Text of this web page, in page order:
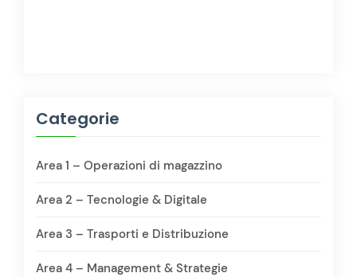
Categorie
Area 1 – Operazioni di magazzino
Area 2 – Tecnologie & Digitale
Area 3 – Trasporti e Distribuzione
Area 4 – Management & Strategie